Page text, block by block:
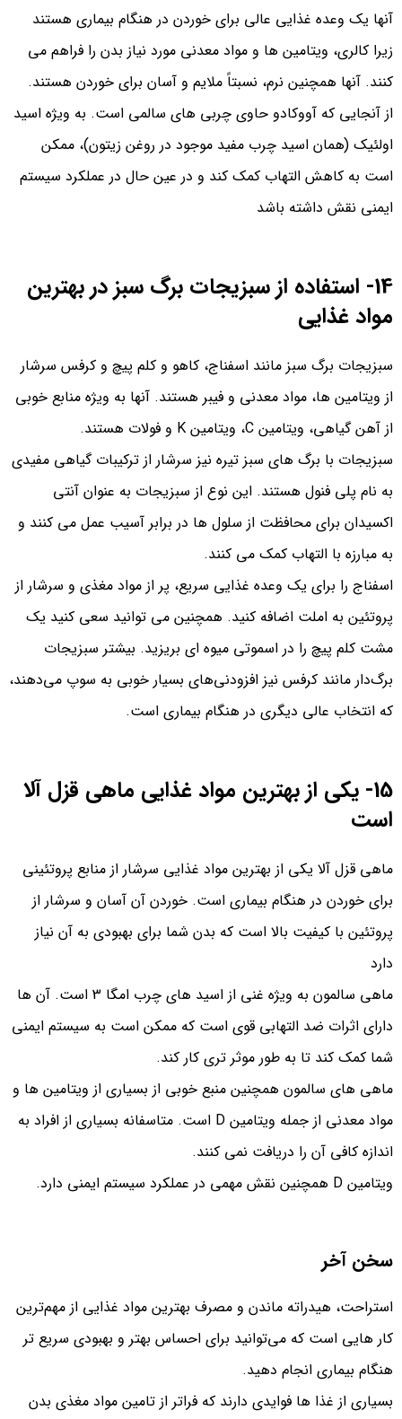
آنها یک وعده غذایی عالی برای خوردن در هنگام بیماری هستند
زیرا کالری، ویتامین ها و مواد معدنی مورد نیاز بدن را فراهم می
کنند. آنها همچنین نرم، نسبتاً ملایم و آسان برای خوردن هستند.
از آنجایی که آووکادو حاوی چربی‌ های سالمی است. به‌ ویژه اسید
اولئیک (همان اسید چرب مفید موجود در روغن زیتون)، ممکن
است به کاهش التهاب کمک کند و در عین حال در عملکرد سیستم
ایمنی نقش داشته باشد
14- استفاده از سبزیجات برگ سبز در بهترین
مواد غذایی
سبزیجات برگ سبز مانند اسفناج، کاهو و کلم پیچ و کرفس سرشار
از ویتامین ها، مواد معدنی و فیبر هستند. آنها به ویژه منابع خوبی
از آهن گیاهی، ویتامین C، ویتامین K و فولات هستند.
سبزیجات با برگ های سبز تیره نیز سرشار از ترکیبات گیاهی مفیدی
به نام پلی فنول هستند. این نوع از سبزیجات به عنوان آنتی
اکسیدان برای محافظت از سلول ها در برابر آسیب عمل می کنند و
به مبارزه با التهاب کمک می کنند.
اسفناج را برای یک وعده غذایی سریع، پر از مواد مغذی و سرشار از
پروتئین به املت اضافه کنید. همچنین می توانید سعی کنید یک
مشت کلم پیچ را در اسموتی میوه ای بریزید. بیشتر سبزیجات
برگ‌دار مانند کرفس نیز افزودنی‌های بسیار خوبی به سوپ می‌دهند،
که انتخاب عالی دیگری در هنگام بیماری است.
15- یکی از بهترین مواد غذایی ماهی قزل آلا
است
ماهی قزل آلا یکی از بهترین مواد غذایی سرشار از منابع پروتئینی
برای خوردن در هنگام بیماری است. خوردن آن آسان و سرشار از
پروتئین با کیفیت بالا است که بدن شما برای بهبودی به آن نیاز
دارد
ماهی سالمون به ویژه غنی از اسید های چرب امگا 3 است. آن ها
دارای اثرات ضد التهابی قوی است که ممکن است به سیستم ایمنی
شما کمک کند تا به طور موثر تری کار کند.
ماهی های سالمون همچنین منبع خوبی از بسیاری از ویتامین ها و
مواد معدنی از جمله ویتامین D است. متاسفانه بسیاری از افراد به
اندازه کافی آن را دریافت نمی کنند.
ویتامین D همچنین نقش مهمی در عملکرد سیستم ایمنی دارد.
سخن آخر
استراحت، هیدراته ماندن و مصرف بهترین مواد غذایی از مهم‌ترین
کار هایی است که می‌توانید برای احساس بهتر و بهبودی سریع‌ تر
هنگام بیماری انجام دهید.
بسیاری از غذا ها فوایدی دارند که فراتر از تامین مواد مغذی بدن